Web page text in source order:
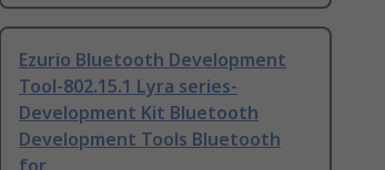
Ezurio Bluetooth Development
Tool-802.15.1 Lyra series-
Development Kit Bluetooth
Development Tools Bluetooth